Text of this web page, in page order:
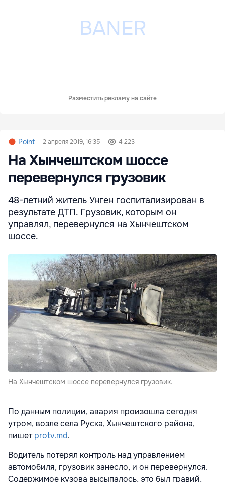
Разместить рекламу на сайте
Point 2 апреля 2019, 16:35 4 223
На Хынчештском шоссе
перевернулся грузовик
48-летний житель Унген госпитализирован в
результате ДТП. Грузовик, которым он
управлял, перевернулся на Хынчештском
шоссе.
На Хынчештском шоссе перевернулся грузовик.
По данным полиции, авария произошла сегодня
утром, возле cела Руска, Хынчештского района,
пишетprotv.md.
Водитель потерял контроль над управлением
автомобиля, грузовик занесло, и он перевернулся.
Содержимое кузова высыпалось, это был гравий,